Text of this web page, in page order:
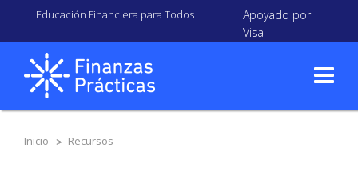
Educación Financiera para Todos
Apoyado por
Visa
Inicio Recursos